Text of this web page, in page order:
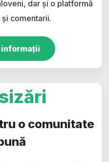
dar și o platformă
comentarii.
o comunitate